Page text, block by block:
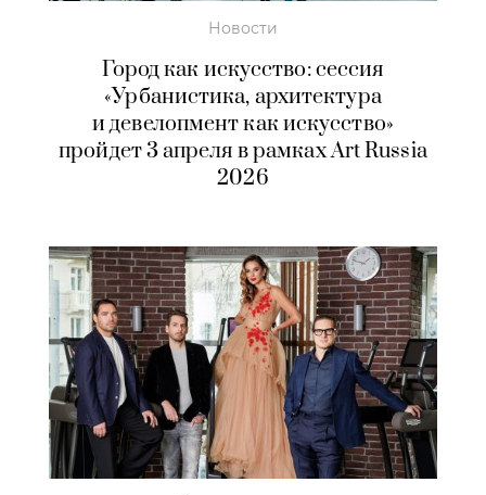
Новости
Город как искусство: сессия
«Урбанистика, архитектура
и девелопмент как искусство»
пройдет 3 апреля в рамках Art Russia
2026